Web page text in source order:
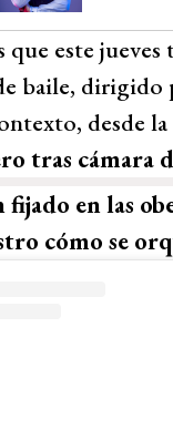
que este
baile, dirigido
desde
tras cámara
fijado en las
cómo se